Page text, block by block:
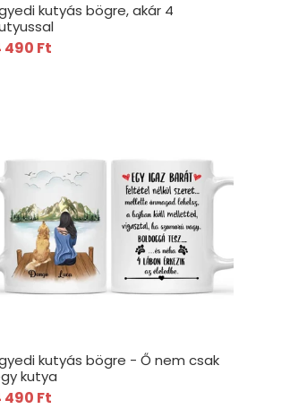
kutyás bögre, akár 4
490 Ft
kutyás bögre - Ő nem csak
kutya
490 Ft